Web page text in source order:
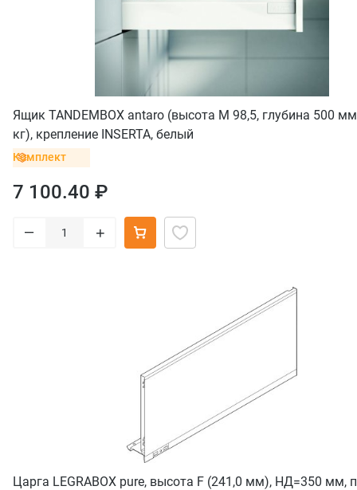
Ящик TANDEMBOX antaro (высота М 98,5, глубина 500
кг), крепление INSERTA, белый
Комплект
7 100.40 ₽
– +
Царга LEGRABOX pure, высота F (241,0 мм), НД=350 мм,